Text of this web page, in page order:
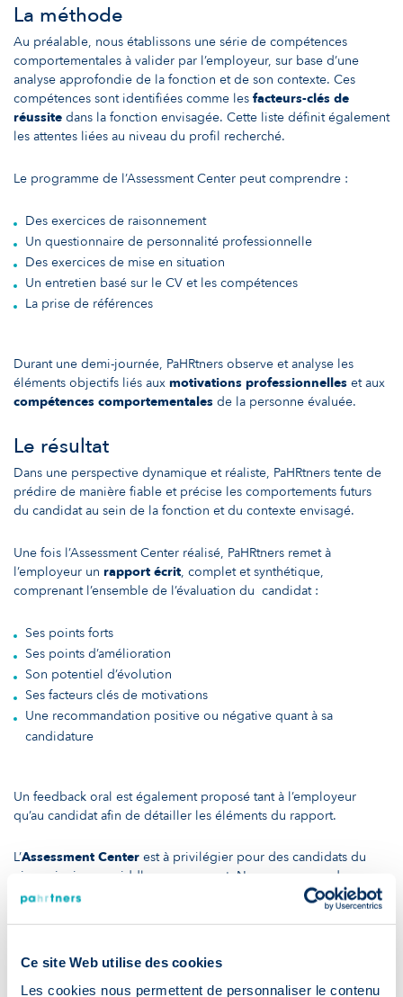
Ce site Web utilise des cookies
Les cookies nous permettent de personnaliser le contenu
La méthode
Au préalable, nous établissons une série de compétences
comportementales à valider par l’employeur, sur base d’une
analyse approfondie de la fonction et de son contexte. Ces
compétences sont identifiées comme les facteurs-clés de
réussite dans la fonction envisagée. Cette liste définit également
les attentes liées au niveau du profil recherché.
Le programme de l’Assessment Center peut comprendre :
Des exercices de raisonnement
Un questionnaire de personnalité professionnelle
Des exercices de mise en situation
Un entretien basé sur le CV et les compétences
La prise de références
Durant une demi-journée, PaHRtners observe et analyse les
éléments objectifs liés aux motivations professionnelles et aux
compétences comportementales de la personne évaluée.
Le résultat
Dans une perspective dynamique et réaliste, PaHRtners tente de
prédire de manière fiable et précise les comportements futurs
du candidat au sein de la fonction et du contexte envisagé.
Une fois l’Assessment Center réalisé, PaHRtners remet à
l’employeur un rapport écrit, complet et synthétique,
comprenant l’ensemble de l’évaluation du candidat :
Ses points forts
Ses points d’amélioration
Son potentiel d’évolution
Ses facteurs clés de motivations
Une recommandation positive ou négative quant à sa
candidature
Un feedback oral est également proposé tant à l’employeur
qu’au candidat afin de détailler les éléments du rapport.
L’Assessment Center est à privilégier pour des candidats du
niveau junior au middle management. Nous recommandons
Executive Appraisal
pour le top management (executive et
Contactez-nous dès maintenant pour obtenir des conseils